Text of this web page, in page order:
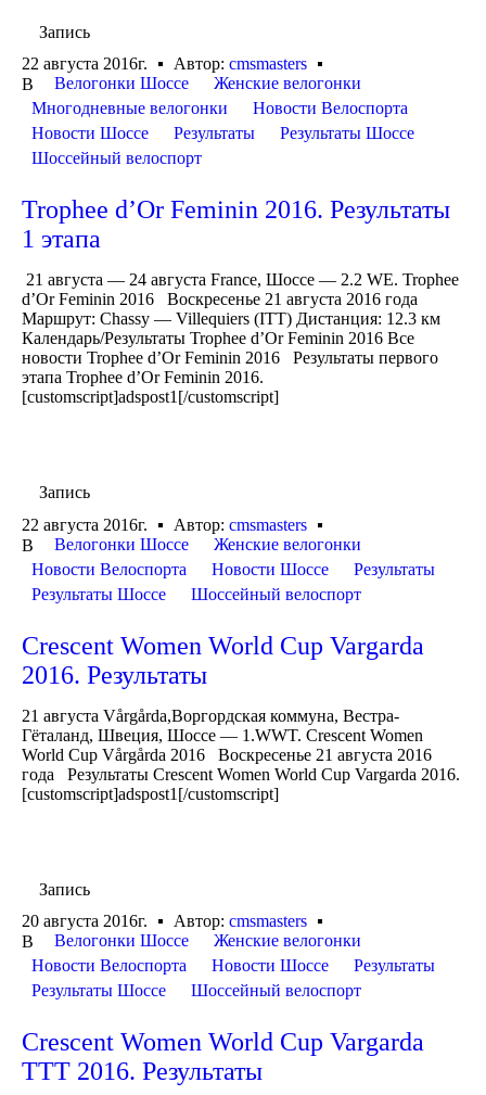
Запись
22 августа 2016г.
Автор: cmsmasters
В
Велогонки Шоссе
Женские велогонки
Многодневные велогонки
Новости Велоспорта
Новости Шоссе
Результаты
Результаты Шоссе
Шоссейный велоспорт
Trophee d’Or Feminin 2016. Результаты
1 этапа
21 августа — 24 августа France, Шоссе — 2.2 WE. Trophee
d’Or Feminin 2016 Воскресенье 21 августа 2016 года
Маршрут: Chassy — Villequiers (ITT) Дистанция: 12.3 км
Календарь/Результаты Trophee d’Or Feminin 2016 Все
новости Trophee d’Or Feminin 2016 Результаты первого
этапа Trophee d’Or Feminin 2016.
[customscript]adspost1[/customscript]
Запись
22 августа 2016г.
Автор: cmsmasters
В
Велогонки Шоссе
Женские велогонки
Новости Велоспорта
Новости Шоссе
Результаты
Результаты Шоссе
Шоссейный велоспорт
Crescent Women World Cup Vargarda
2016. Результаты
21 августа Vårgårda,Воргордская коммуна, Вестра-
Гёталанд, Швеция, Шоссе — 1.WWT. Crescent Women
World Cup Vårgårda 2016 Воскресенье 21 августа 2016
года Результаты Crescent Women World Cup Vargarda 2016.
[customscript]adspost1[/customscript]
Запись
20 августа 2016г.
Автор: cmsmasters
В
Велогонки Шоссе
Женские велогонки
Новости Велоспорта
Новости Шоссе
Результаты
Результаты Шоссе
Шоссейный велоспорт
Crescent Women World Cup Vargarda
TTT 2016. Результаты